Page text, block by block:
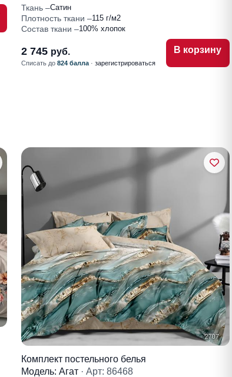
Ткань Сатин
Плотность ткани 115 г/м2
Состав ткани 100% хлопок
2 745 руб.
Списать до824 балла ·зарегистрироваться
В корзину
Комплект постельного белья
Модель: Агат · Арт: 86468